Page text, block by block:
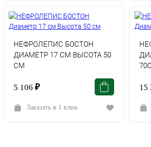
НЕФРОЛЕПИС БОСТОН
ДИАМЕТР 17 СМ ВЫСОТА 50
СМ
5 106 ₽
Заказать в 1 клик
15